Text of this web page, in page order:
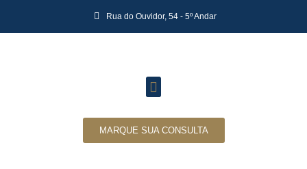
Rua do Ouvidor, 54 - 5º Andar
MARQUE SUA CONSULTA